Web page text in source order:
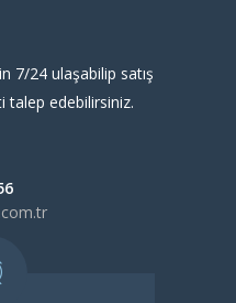
7/24 ulaşabilip satış
talep edebilirsiniz.